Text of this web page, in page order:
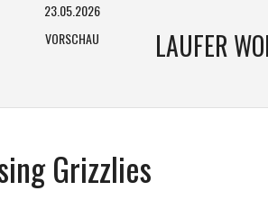
23.05.2026
VORSCHAU
Grizzlies